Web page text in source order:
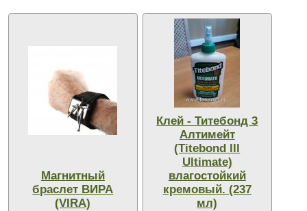
Магнитный
браслет ВИРА
(VIRA)
Клей - Титебонд 3
Алтимейт
(Titebond lll
Ultimate)
влагостойкий
кремовый. (237
мл)